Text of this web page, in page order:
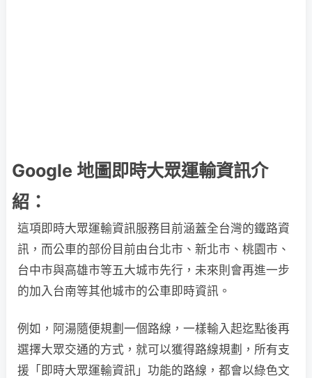
Google 地圖即時大眾運輸資訊介
紹：
這項即時大眾運輸資訊服務目前涵蓋全台灣的鐵路資
訊，而公車的部份目前由台北市、新北市、桃園市、
台中市與高雄市等五大城市先行，未來則會再進一步
的加入台南等其他城市的公車即時資訊。
例如，阿湯隨便規劃一個路線，一樣輸入起迄點後再
選擇大眾交通的方式，就可以獲得路線規劃，所有支
援「 即時大眾運輸資訊」功能的路線，都會以綠色文